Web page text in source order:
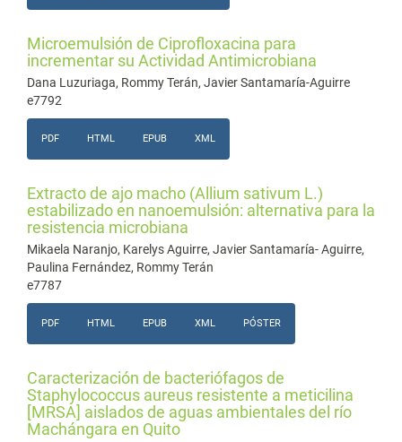
Microemulsión de Ciprofloxacina para
incrementar su Actividad Antimicrobiana
Dana Luzuriaga, Rommy Terán, Javier Santamaría-Aguirre
e7792
PDF HTML EPUB XML
Extracto de ajo macho (Allium sativum L.)
estabilizado en nanoemulsión: alternativa para la
resistencia microbiana
Mikaela Naranjo, Karelys Aguirre, Javier Santamaría- Aguirre,
Paulina Fernández, Rommy Terán
e7787
PDF HTML EPUB XML PÓSTER
Caracterización de bacteriófagos de
Staphylococcus aureus resistente a meticilina
[MRSA] aislados de aguas ambientales del río
Machángara en Quito